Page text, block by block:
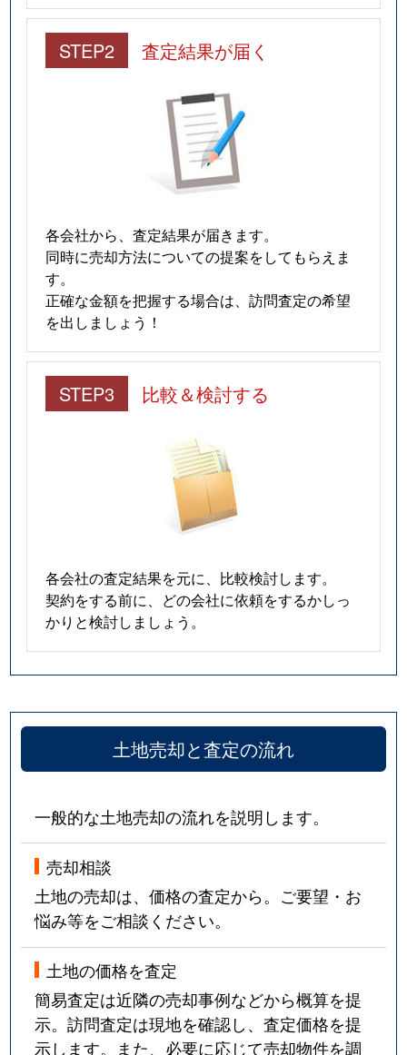
STEP2 査定結果が届く
各会社から、査定結果が届きます。
同時に売却方法についての提案をしてもらえま
す。
正確な金額を把握する場合は、訪問査定の希望
を出しましょう！
STEP3 比較＆検討する
各会社の査定結果を元に、比較検討します。
契約をする前に、どの会社に依頼をするかしっ
かりと検討しましょう。
土地売却と査定の流れ
一般的な土地売却の流れを説明します。
売却相談
土地の売却は、価格の査定から。ご要望・お
悩み等をご相談ください。
土地の価格を査定
簡易査定は近隣の売却事例などから概算を提
示。訪問査定は現地を確認し、査定価格を提
示します。また、必要に応じて売却物件を調